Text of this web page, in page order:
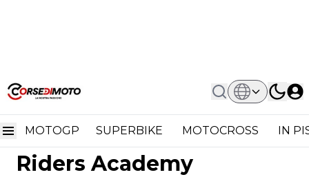
MOTOGP SUPERBIKE MOTOCROSS IN
Home In Pista
Niccolò Antonelli Ritrova La VR46: Sarà
Niccolò Antonelli ritrova
la VR46: sarà coach nella
Riders Academy